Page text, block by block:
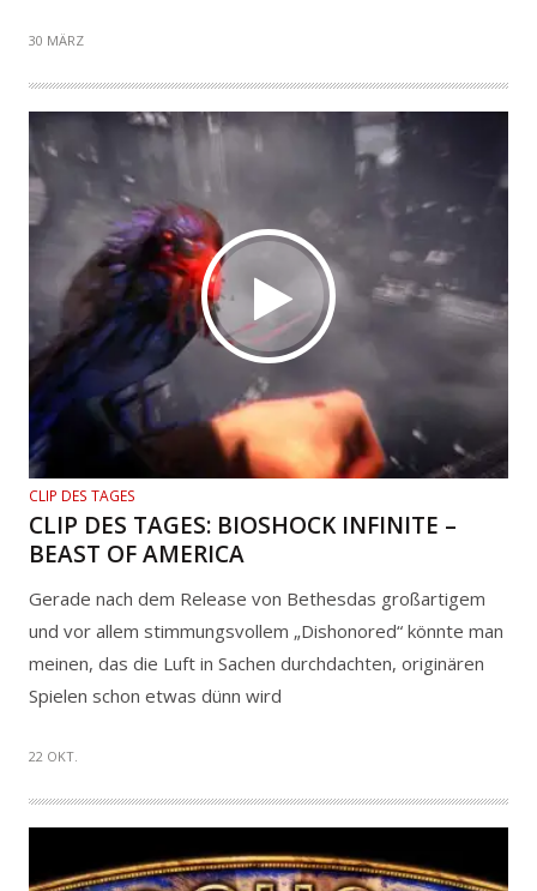
30 MÄRZ
CLIP DES TAGES
CLIP DES TAGES: BIOSHOCK INFINITE –
BEAST OF AMERICA
Gerade nach dem Release von Bethesdas großartigem
und vor allem stimmungsvollem „Dishonored“ könnte man
meinen, das die Luft in Sachen durchdachten, originären
Spielen schon etwas dünn wird
22 OKT.